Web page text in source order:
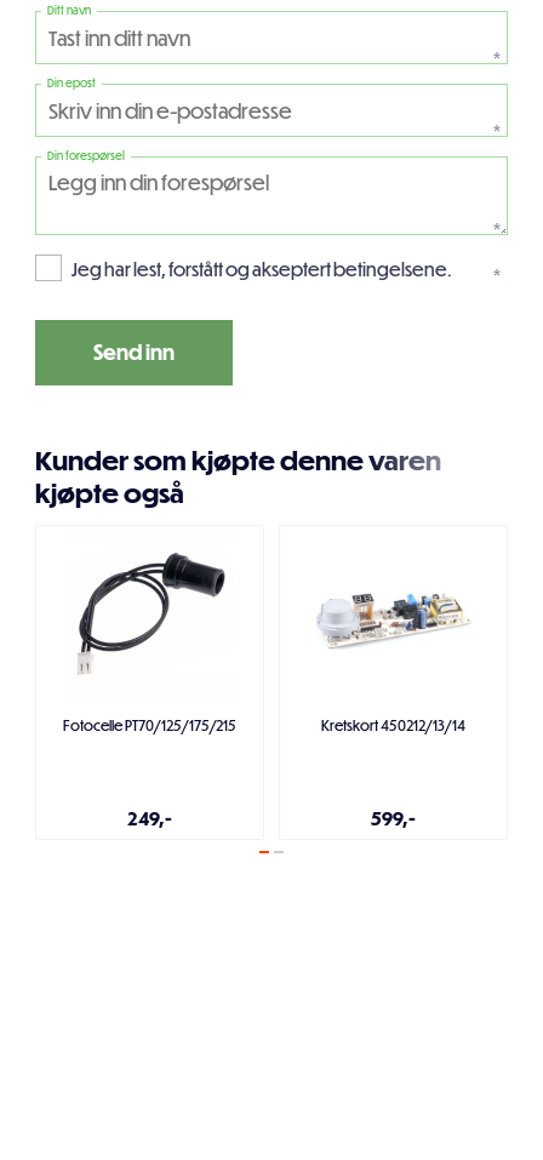
Ditt navn
*
Din epost
*
Din forespørsel
*
Jeg har lest, forstått og akseptert betingelsene. *
Kunder som kjøpte denne varen
kjøpte også
Fotocelle PT70/125/175/215
249,-
Kretskort 450212/13/14
599,-